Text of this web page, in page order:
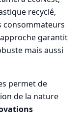
recyclé,
consommateurs
garantit
mais aussi
permet de
de la nature